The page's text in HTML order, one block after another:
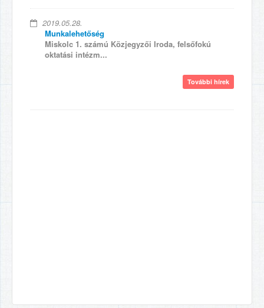
2019.05.28.
Munkalehetőség
Miskolc 1. számú Közjegyzői Iroda, felsőfokú
oktatási intézm...
További hírek